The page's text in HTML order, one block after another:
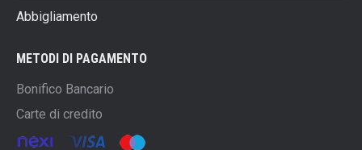
Abbigliamento
METODI DI PAGAMENTO
Bonifico Bancario
Carte di credito